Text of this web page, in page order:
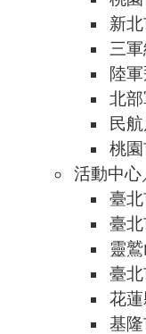
新
三
陸
北
民
桃
活動中
臺
臺
靈
臺
花
基